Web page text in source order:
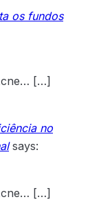
os fundos
[…]
no
says:
[…]